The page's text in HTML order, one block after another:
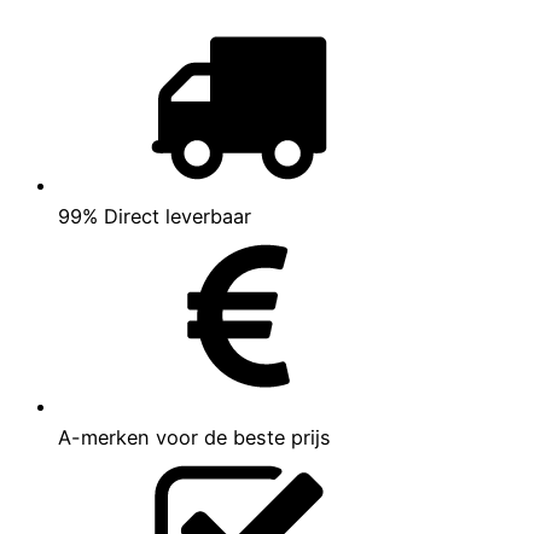
99% Direct leverbaar
A-merken voor de beste prijs